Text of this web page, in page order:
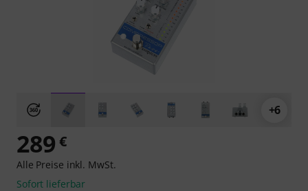
+6
289 €
Alle Preise inkl. MwSt.
Sofort lieferbar